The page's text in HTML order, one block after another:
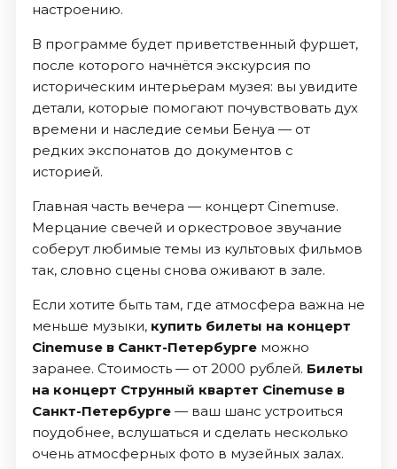
настроению.
В программе будет приветственный фуршет,
после которого начнётся экскурсия по
историческим интерьерам музея: вы увидите
детали, которые помогают почувствовать дух
времени и наследие семьи Бенуа — от
редких экспонатов до документов с
историей.
Главная часть вечера — концерт Cinemuse.
Мерцание свечей и оркестровое звучание
соберут любимые темы из культовых фильмов
так, словно сцены снова оживают в зале.
Если хотите быть там, где атмосфера важна не
меньше музыки, купить билеты на концерт
Cinemuse в Санкт-Петербургеможно
заранее. Стоимость — от 2000 рублей. Билеты
на концерт Струнный квартет Cinemuse в
Санкт-Петербурге— ваш шанс устроиться
поудобнее, вслушаться и сделать несколько
очень атмосферных фото в музейных залах.